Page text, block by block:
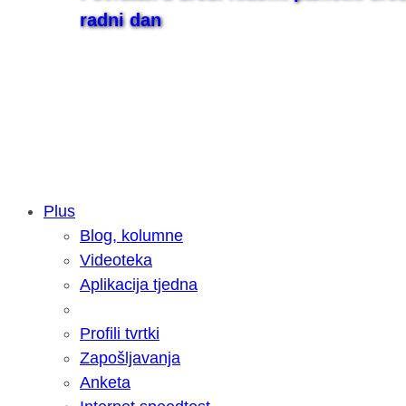
radni dan
Samsung otkrio kako je nastajala
razvoja donijelo tanje i izdržljivije
Plus
Blog, kolumne
Videoteka
Aplikacija tjedna
Profili tvrtki
Zapošljavanja
Anketa